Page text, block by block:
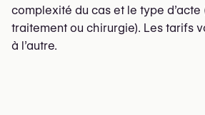
complexité du cas et le type d’acte
traitement ou chirurgie). Les tarifs
à l’autre.